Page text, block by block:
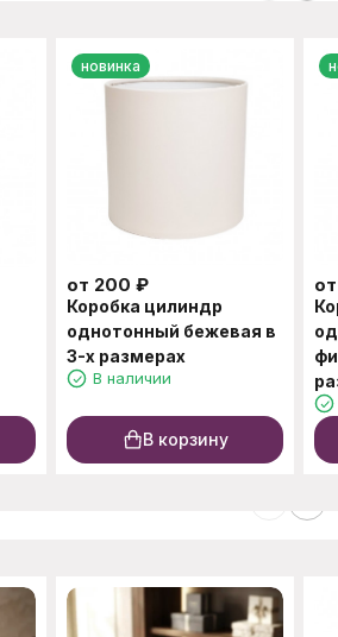
новинка
от 200 ₽
Коробка цилиндр
однотонный бежевая в
3-х размерах
В наличии
В корзину